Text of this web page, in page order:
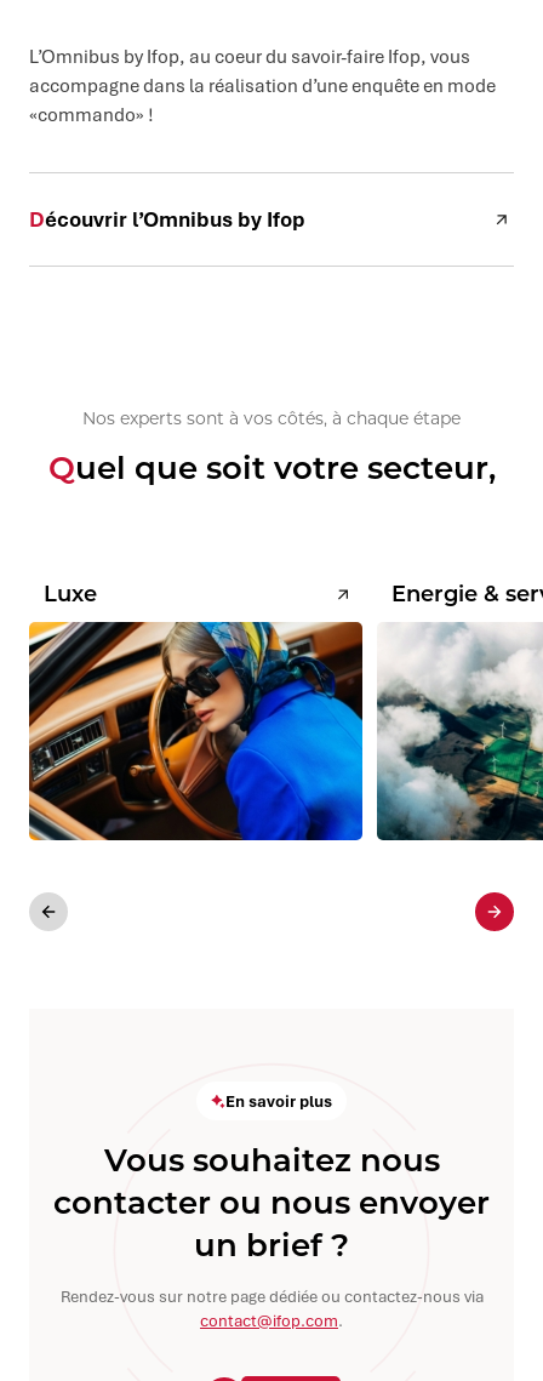
L’Omnibus by Ifop, au coeur du savoir-faire Ifop, vous
accompagne dans la réalisation d’une enquête en mode
«commando» !
Découvrir l’Omnibus by Ifop
Quel que soit votre secteur,
Nos experts sont à vos côtés, à chaque étape
Luxe Energie &
En savoir plus
Vous souhaitez nous
contacter ou nous envoyer
un brief ?
Rendez-vous sur notre page dédiée ou contactez-nous via
contact@ifop.com.